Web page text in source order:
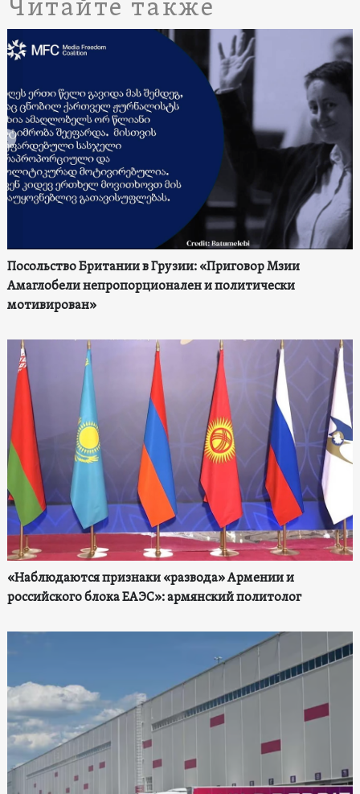
Читайте также
Посольство Британии в Грузии: «Приговор Мзии
Амаглобели непропорционален и политически
мотивирован»
«Наблюдаются признаки «развода» Армении и
российского блока ЕАЭС»: армянский политолог